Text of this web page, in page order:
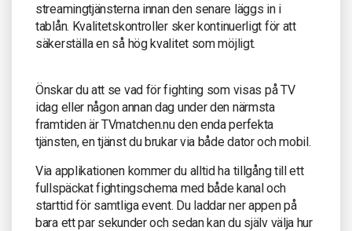
streamingtjänsterna innan den senare läggs in i
tablån. Kvalitetskontroller sker kontinuerligt för att
säkerställa en så hög kvalitet som möjligt.
Önskar du att se vad för fighting som visas på TV
idag eller någon annan dag under den närmsta
framtiden är TVmatchen.nu den enda perfekta
tjänsten, en tjänst du brukar via både dator och mobil.
Via applikationen kommer du alltid ha tillgång till ett
fullspäckat fightingschema med både kanal och
starttid för samtliga event. Du laddar ner appen på
bara ett par sekunder och sedan kan du själv välja hur